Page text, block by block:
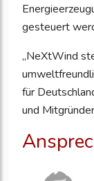
gesteuert
„NeXtWind
für
und